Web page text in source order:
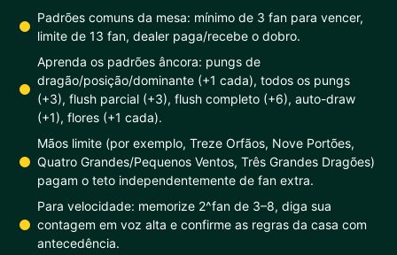
Padrões comuns da mesa: mínimo de 3 fan para vencer,
limite de 13 fan, dealer paga/recebe o dobro.
Aprenda os padrões âncora: pungs de
dragão/posição/dominante (+1 cada), todos os pungs
(+3), flush parcial (+3), flush completo (+6), auto-draw
(+1), flores (+1 cada).
Mãos limite (por exemplo, Treze Orfãos, Nove Portões,
Quatro Grandes/Pequenos Ventos, Três Grandes Dragões)
pagam o teto independentemente de fan extra.
Para velocidade: memorize 2^fan de 3–8, diga sua
contagem em voz alta e confirme as regras da casa com
antecedência.